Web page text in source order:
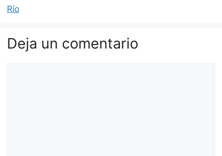
Río
Deja un comentario